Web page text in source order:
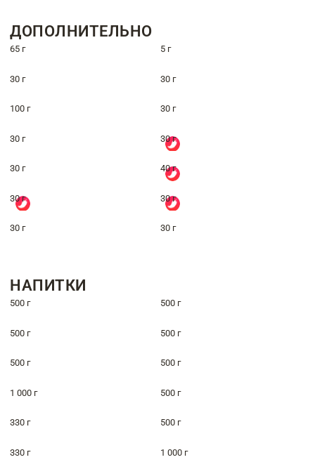
ДОПОЛНИТЕЛЬНО
65 г 5 г
30 г 30 г
100 г 30 г
30 г 30 г
30 г 40 г
30 г 30 г
30 г 30 г
НАПИТКИ
500 г 500 г
500 г 500 г
500 г 500 г
1 000 г 500 г
330 г 500 г
330 г 1 000 г